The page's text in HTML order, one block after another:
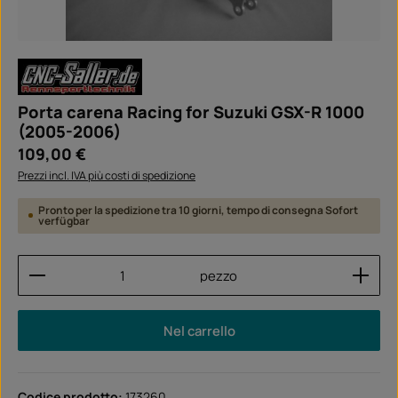
Porta carena Racing for Suzuki GSX-R 1000
(2005-2006)
Prezzo normale:
109,00 €
Prezzi incl. IVA più costi di spedizione
Pronto per la spedizione tra 10 giorni, tempo di consegna Sofort
verfügbar
Quantità del prodotto: inserisci la quantità
pezzo
Nel carrello